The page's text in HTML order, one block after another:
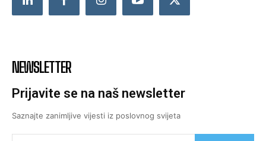
NEWSLETTER
Prijavite se na naš newsletter
Saznajte zanimljive vijesti iz poslovnog svijeta